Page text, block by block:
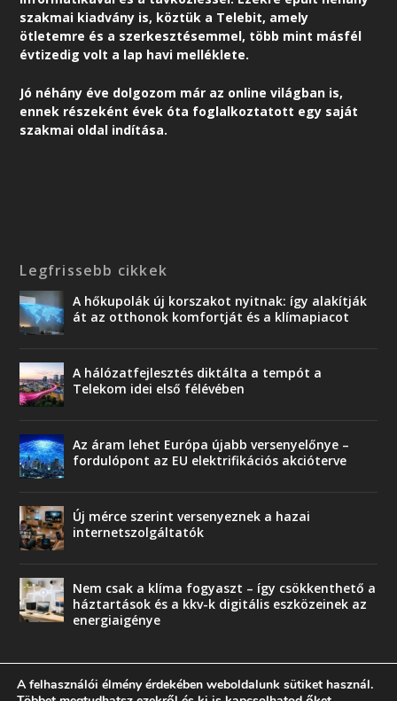
szakmai kiadvány is, köztük a Telebit, amely
ötletemre és a szerkesztésemmel, több mint másfél
évtizedig volt a lap havi melléklete.
Jó néhány éve dolgozom már az online világban is,
ennek részeként évek óta foglalkoztatott egy saját
szakmai oldal indítása.
Legfrissebb cikkek
A hőkupolák új korszakot nyitnak: így alakítják
át az otthonok komfortját és a klímapiacot
A hálózatfejlesztés diktálta a tempót a
Telekom idei első félévében
Az áram lehet Európa újabb versenyelőnye –
fordulópont az EU elektrifikációs akcióterve
Új mérce szerint versenyeznek a hazai
internetszolgáltatók
Nem csak a klíma fogyaszt – így csökkenthető a
háztartások és a kkv-k digitális eszközeinek az
energiaigénye
A felhasználói élmény érdekében weboldalunk sütiket használ.